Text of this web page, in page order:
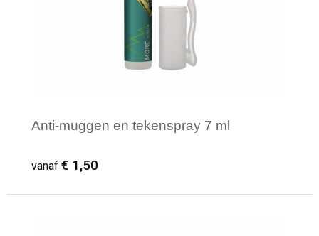
Anti-muggen en tekenspray 7 ml
vanaf € 1,50